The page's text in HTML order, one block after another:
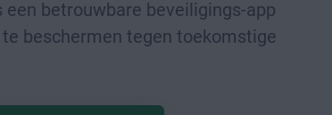
een betrouwbare beveiligings-app
beschermen tegen toekomstige